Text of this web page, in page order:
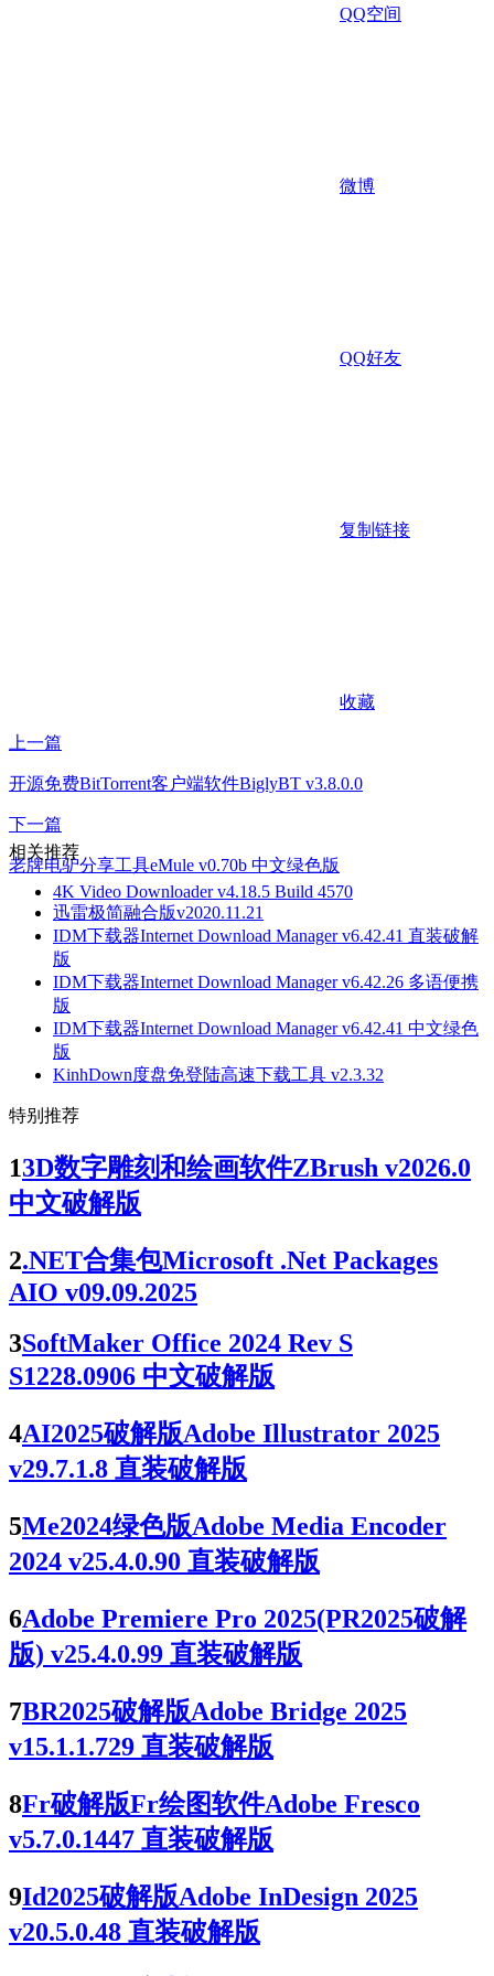
QQ空间
微博
QQ好友
复制链接
收藏
上一篇
开源免费BitTorrent客户端软件BiglyBT v3.8.0.0
下一篇
老牌电驴分享工具eMule v0.70b 中文绿色版
相关推荐
4K Video Downloader v4.18.5 Build 4570
迅雷极简融合版v2020.11.21
IDM下载器Internet Download Manager v6.42.41 直装破解
版
IDM下载器Internet Download Manager v6.42.26 多语便携
版
IDM下载器Internet Download Manager v6.42.41 中文绿色
版
KinhDown度盘免登陆高速下载工具 v2.3.32
特别推荐
13D数字雕刻和绘画软件ZBrush v2026.0
中文破解版
2.NET合集包Microsoft .Net Packages
AIO v09.09.2025
3SoftMaker Office 2024 Rev S
S1228.0906 中文破解版
4AI2025破解版Adobe Illustrator 2025
v29.7.1.8 直装破解版
5Me2024绿色版Adobe Media Encoder
2024 v25.4.0.90 直装破解版
6Adobe Premiere Pro 2025(PR2025破解
版) v25.4.0.99 直装破解版
7BR2025破解版Adobe Bridge 2025
v15.1.1.729 直装破解版
8Fr破解版Fr绘图软件Adobe Fresco
v5.7.0.1447 直装破解版
9Id2025破解版Adobe InDesign 2025
v20.5.0.48 直装破解版